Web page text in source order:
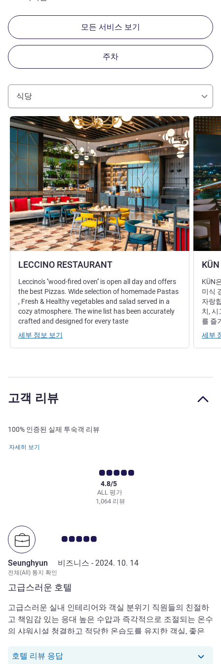
모든 서비스 보기
주차
식당
LECCINO RESTAURANT
세부 정보 보기
Leccino's ''wood-fired oven'' is open all day and offers
the best Pizzas. Wide selection of homemade Pastas
, Fresh & Healthy vegetables and salad served in a
cozy atmosphere. The wine list has been accurately
crafted and designed for every taste
세부 정보 보기
KÜN
세부 정
KÜN
미식
자랑
치, 시
를 즐
세부
고객 리뷰
100% 인증된 실제 투숙객 리뷰
자세히 보기
ALL 평가
4.8/5
1,064 리뷰
고급스러운 호텔
고객 평점 5.0/5
Seunghyun 비즈니스 - 2024. 10. 14
전체(All) 통지 확인
고급스러운 실내 인테리어와 객실 분위기 직원들의 친절하
고 책임감 있는 응대 높은 수압과 즉각적으로 조절되는 온수
의 샤워시설 청결하고 적당한 온습도를 유지한 객실, 좋은
있는 역세권 저층이어도 보이는 멋진 바다뷰 매우 만족스러
호텔 리뷰 응답당 호텔에서는 Seunghyun로부터의 리뷰에